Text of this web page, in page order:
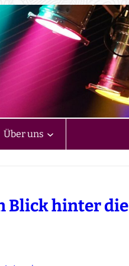
Über uns
Blick hinter die